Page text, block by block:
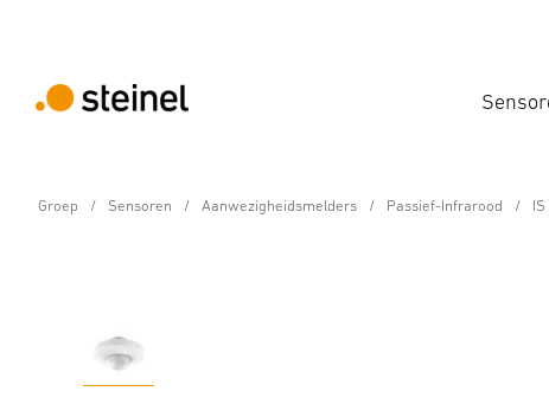
Groep Sensoren Aanwezigheidsmelders Passief-Infrarood
Eigenschappen